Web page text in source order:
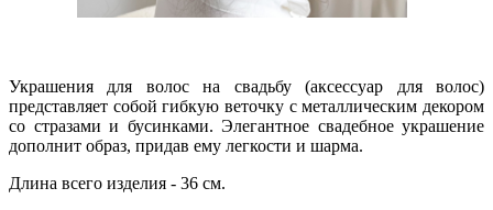
Украшения для волос на свадьбу (аксессуар для волос)
представляет собой гибкую веточку с металлическим декором
со стразами и бусинками. Элегантное свадебное украшение
дополнит образ, придав ему легкости и шарма.
Длина всего изделия - 36 см.